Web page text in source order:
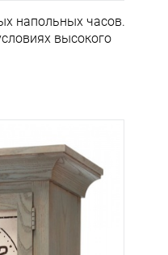
напольных часов.
высокого